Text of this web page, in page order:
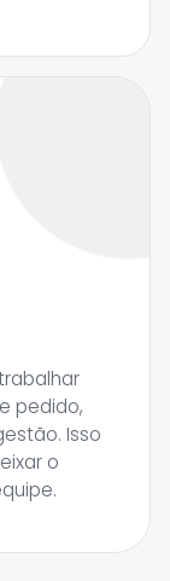
pedido,
Isso
o